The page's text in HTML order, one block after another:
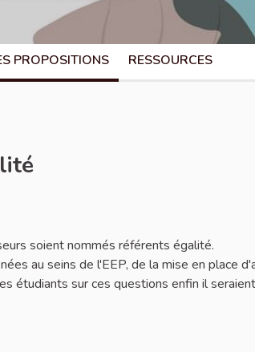
PROPOSITIONS RESSOURCES
soient nommés référents égalité.
au seins de l'EEP, de la mise en place
étudiants sur ces questions enfin il